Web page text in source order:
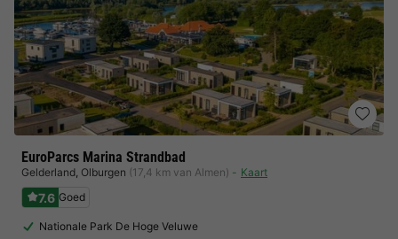
EuroParcs Marina Strandbad
Gelderland, Olburgen (17,4 km van Almen) Kaart
7.6 Goed
Nationale Park De Hoge Veluwe